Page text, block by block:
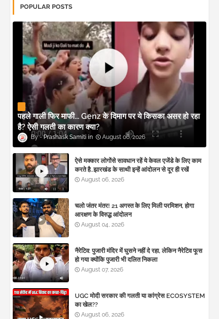
POPULAR POSTS
पहले गाली फिर माफी... Genz के दिमाग पर ये किसका असर हो रहा
है? ऐसी गलती का कारण क्या?
Prashask Samiti August 06, 2026
ऐसे मक्कार लोगोंसे सावधान रहें ये केवल एजेंडे के लिए काम
करते है..झारखंड के साथी इन्हें आंदोलन से दूर ही रखें
August 06, 2026
चलो जंतर मंतर! 21 अगस्त के लिए मिली परमिशन, होगा
आरक्षण के विरुद्ध आंदोलन
August 04, 2026
नैरेटिव: पुजारी मंदिर में घुसने नहीं दे रहा, लेकिन नैरेटिव फूस
हो गया क्योंकि पुजारी भी दलित निकला
August 07, 2026
UGC मोदी सरकार की गलती या कांग्रेस ECOSYSTEM
का खेल??
August 06, 2026